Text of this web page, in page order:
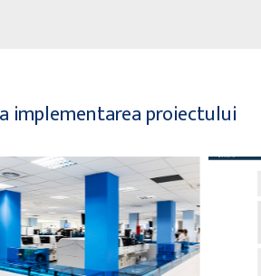
implementarea proiectului